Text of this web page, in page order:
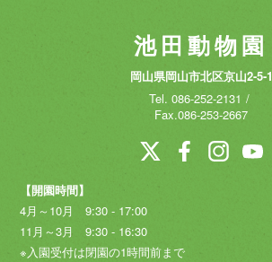
池田動物園
岡山県岡山市北区京山2-5-1
Tel. 086-252-2131
Fax.086-253-2667
【開園時間】
4月～10月 9:30 - 17:00
11月～3月 9:30 - 16:30
※入園受付は閉園の1時間前まで